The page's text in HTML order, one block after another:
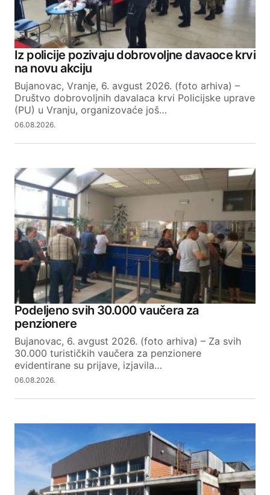
Iz policije pozivaju dobrovoljne davaoce krvi
na novu akciju
Bujanovac, Vranje, 6. avgust 2026. (foto arhiva) –
Društvo dobrovoljnih davalaca krvi Policijske uprave
(PU) u Vranju, organizovaće još…
06.08.2026.
Podeljeno svih 30.000 vaučera za
penzionere
Bujanovac, 6. avgust 2026. (foto arhiva) – Za svih
30.000 turističkih vaučera za penzionere
evidentirane su prijave, izjavila…
06.08.2026.